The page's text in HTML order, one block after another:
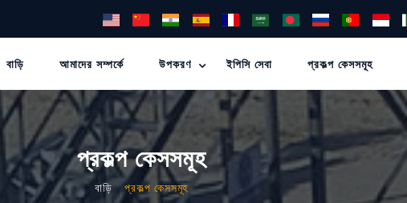
বাড়ি আমাদের সম্পর্কে উপকরণ ইপিসি সেবা প্রকল্প কেসসমূহ
প্রকল্প কেসসমূহ
বাড়ি প্রকল্প কেসসমূহ